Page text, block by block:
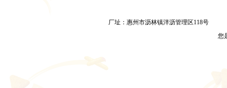
厂址：惠州市沥林镇泮沥管理区118号
您